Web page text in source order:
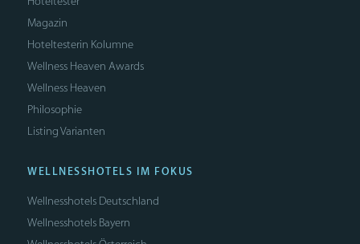
Magazin
Hoteltesterin Kolumne
Wellness Heaven Awards
Wellness Heaven
Philosophie
Listing Varianten
WELLNESSHOTELS IM FOKUS
Wellnesshotels Deutschland
Wellnesshotels Bayern